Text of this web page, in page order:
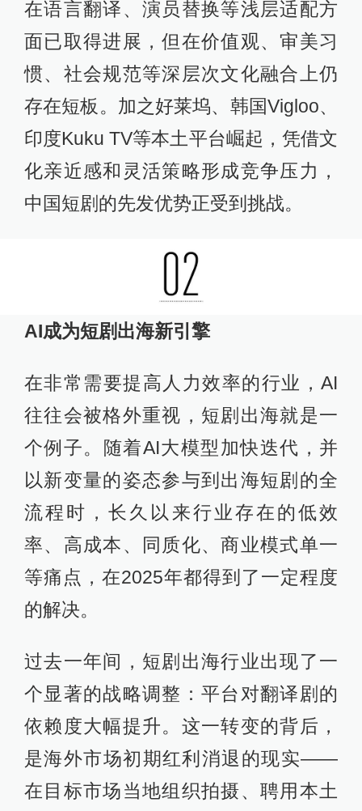
在语言翻译、演员替换等浅层适配方
面已取得进展，但在价值观、审美习
惯、社会规范等深层次文化融合上仍
存在短板。加之好莱坞、韩国Vigloo、
印度Kuku TV等本土平台崛起，凭借文
化亲近感和灵活策略形成竞争压力，
中国短剧的先发优势正受到挑战。
AI成为短剧出海新引擎
在非常需要提高人力效率的行业，AI
往往会被格外重视，短剧出海就是一
个例子。随着AI大模型加快迭代，并
以新变量的姿态参与到出海短剧的全
流程时，长久以来行业存在的低效
率、高成本、同质化、商业模式单一
等痛点，在2025年都得到了一定程度
的解决。
过去一年间，短剧出海行业出现了一
个显著的战略调整：平台对翻译剧的
依赖度大幅提升。这一转变的背后，
是海外市场初期红利消退的现实——
在目标市场当地组织拍摄、聘用本土